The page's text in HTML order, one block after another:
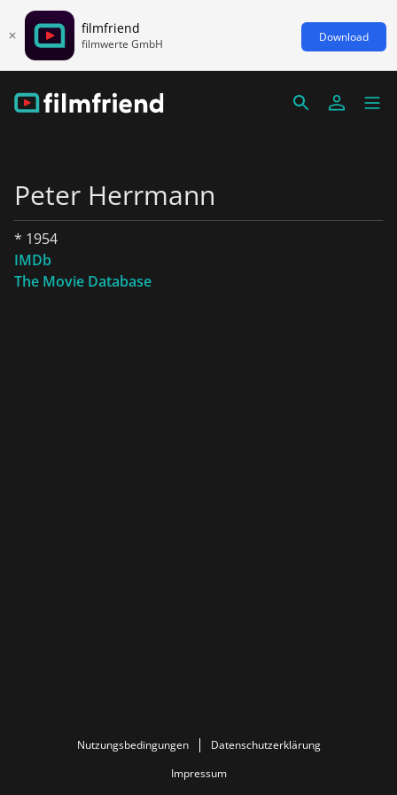
filmfriend
filmwerte GmbH Download
Peter Herrmann
* 1954
IMDb
The Movie Database
Nutzungsbedingungen
Datenschutzerklärung
Impressum